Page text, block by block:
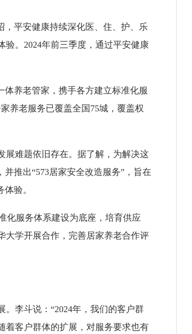
，平安健康持续深化医、住、护、乐
。2024年前三季度，通过平安健康
体养老管家，携手各方建立标准化服
养老服务已覆盖全国75城，覆盖权
展难题依旧存在。据了解，为解决这
推出“573居家安全改造服务”，旨在
验。
化服务体系建设为底座，培育供应
大学开展合作，完善居家养老合作评
李斗说：“2024年，我们的客户群
着客户群体的扩展，对服务要求也有